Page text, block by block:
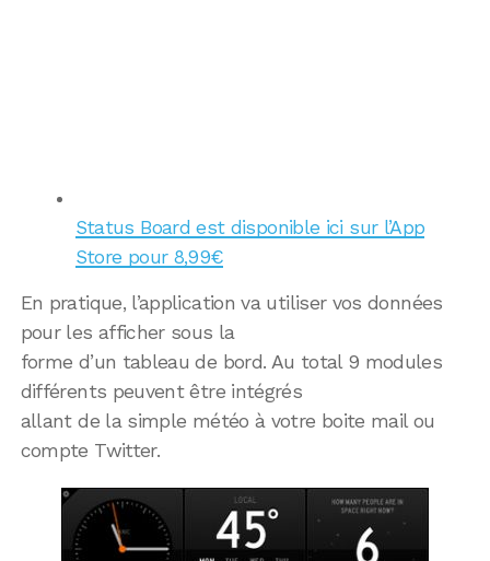
Status Board est disponible ici sur l’App
Store pour 8,99€
En pratique, l’application va utiliser vos données
pour les afficher sous la
forme d’un tableau de bord. Au total 9 modules
différents peuvent être intégrés
allant de la simple météo à votre boite mail ou
compte Twitter.